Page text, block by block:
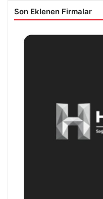
Son Eklenen Firmalar